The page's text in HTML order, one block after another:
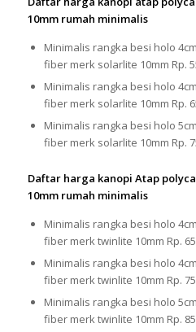
10mm rumah minimalis
Minimalis rangka besi holo
fiber merk solarlite 10mm Rp.
Minimalis rangka besi holo
fiber merk solarlite 10mm Rp.
Minimalis rangka besi holo
fiber merk solarlite 10mm Rp.
Daftar harga kanopi Atap
10mm rumah minimalis
Minimalis rangka besi holo
fiber merk twinlite 10mm Rp.
Minimalis rangka besi holo
fiber merk twinlite 10mm Rp.
Minimalis rangka besi holo
fiber merk twinlite 10mm Rp.